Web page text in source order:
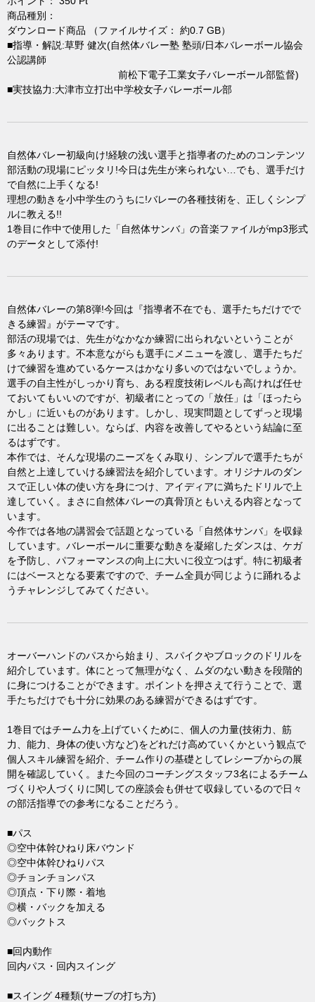
商品種別：
ダウンロード商品 （ファイルサイズ： 約0.7 GB）
■指導・解説:草野 健次(自然体バレー塾 塾頭/日本バレーボール協会
公認講師
前松下電子工業女子バレーボール部監督)
■実技協力:大津市立打出中学校女子バレーボール部
自然体バレー初級向け!経験の浅い選手と指導者のためのコンテンツ
部活動の現場にピッタリ!今日は先生が来られない…でも、選手だけ
で自然に上手くなる!
理想の動きを小中学生のうちに!バレーの各種技術を、正しくシンプ
ルに教える!!
1巻目に作中で使用した「自然体サンバ」の音楽ファイルがmp3形式
のデータとして添付!
自然体バレーの第8弾!今回は『指導者不在でも、選手たちだけでで
きる練習』がテーマです。
部活の現場では、先生がなかなか練習に出られないということが
多々あります。不本意ながらも選手にメニューを渡し、選手たちだ
けで練習を進めているケースはかなり多いのではないでしょうか。
選手の自主性がしっかり育ち、ある程度技術レベルも高ければ任せ
ておいてもいいのですが、初級者にとっての「放任」は「ほったら
かし」に近いものがあります。しかし、現実問題としてずっと現場
に出ることは難しい。ならば、内容を改善してやるという結論に至
るはずです。
本作では、そんな現場のニーズをくみ取り、シンプルで選手たちが
自然と上達していける練習法を紹介しています。オリジナルのダン
スで正しい体の使い方を身につけ、アイディアに満ちたドリルで上
達していく。まさに自然体バレーの真骨頂ともいえる内容となって
います。
今作では各地の講習会で話題となっている「自然体サンバ」を収録
しています。バレーボールに重要な動きを凝縮したダンスは、ケガ
を予防し、パフォーマンスの向上に大いに役立つはず。特に初級者
にはベースとなる要素ですので、チーム全員が同じように踊れるよ
うチャレンジしてみてください。
オーバーハンドのパスから始まり、スパイクやブロックのドリルを
紹介しています。体にとって無理がなく、ムダのない動きを段階的
に身につけることができます。ポイントを押さえて行うことで、選
手たちだけでも十分に効果のある練習ができるはずです。
1巻目ではチーム力を上げていくために、個人の力量(技術力、筋
力、能力、身体の使い方など)をどれだけ高めていくかという観点で
個人スキル練習を紹介、チーム作りの基礎としてレシーブからの展
開を確認していく。また今回のコーチングスタッフ3名によるチーム
づくりや人づくりに関しての座談会も併せて収録しているので日々
の部活指導での参考になることだろう。
■パス
◎空中体幹ひねり床バウンド
◎空中体幹ひねりパス
◎チョンチョンパス
◎頂点・下り際・着地
◎横・バックを加える
◎バックトス
■回内動作
回内パス・回内スイング
■スイング 4種類(サーブの打ち方)